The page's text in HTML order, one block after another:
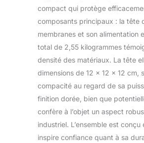
de 55
pas
par
terme
pour
en
compact qui protège
composants principaux : la tête
membranes et son alimentation
total de 2,55 kilogrammes
densité des matériaux. La tête
dimensions de 12 x 12 x 12 cm,
compacité au regard de sa
finition dorée, bien que
confère à l’objet un aspect
industriel. L’ensemble est
inspire confiance quant à sa